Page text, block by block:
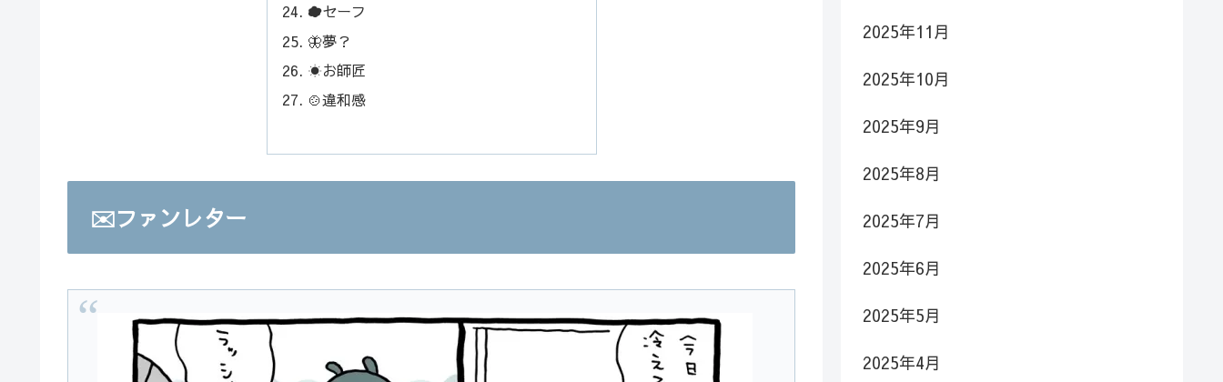
☁️セーフ
🦋夢？
☀️お師匠
🍲違和感
✉️ファンレター
2025年11月
2025年10月
2025年9月
2025年8月
2025年7月
2025年6月
2025年5月
2025年4月